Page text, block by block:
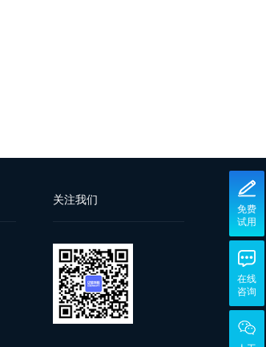
关注我们
免费
试用
在线
咨询